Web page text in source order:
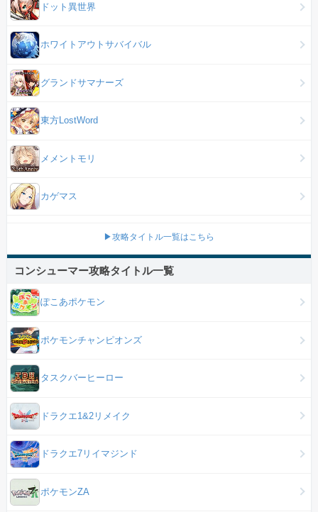
ドット異世界
ホワイトアウトサバイバル
グランドサマナーズ
東方LostWord
メメントモリ
カゲマス
▶攻略タイトル一覧はこちら
コンシューマー攻略タイトル一覧
ぽこあポケモン
ポケモンチャンピオンズ
タスクバーヒーロー
ドラクエ1&2リメイク
ドラクエ7リイマジンド
ポケモンZA